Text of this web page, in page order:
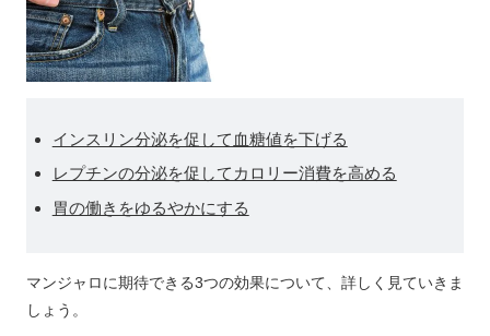
インスリン分泌を促して血糖値を下げる
レプチンの分泌を促してカロリー消費を高める
胃の働きをゆるやかにする
マンジャロに期待できる3つの効果について、詳しく見ていきま
しょう。